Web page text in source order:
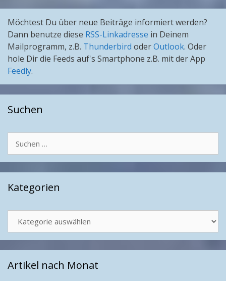
Möchtest Du über neue Beiträge informiert werden?
Dann benutze diese RSS-Linkadresse in Deinem
Mailprogramm, z.B. Thunderbird oderOutlook. Oder
hole Dir die Feeds auf's Smartphone z.B. mit der App
Feedly.
Suchen
Suchen
nach:
Kategorien
Artikel nach Monat